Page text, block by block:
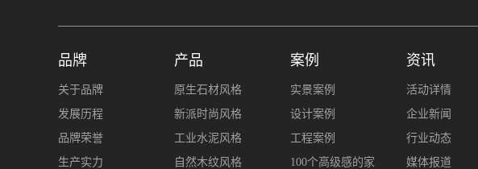
品牌
关于品牌
发展历程
品牌荣誉
生产实力
产品
原生石材风格
新派时尚风格
工业水泥风格
自然木纹风格
案例
实景案例
设计案例
工程案例
100个高级感的家
资讯
活动详情
企业新闻
行业动态
媒体报道